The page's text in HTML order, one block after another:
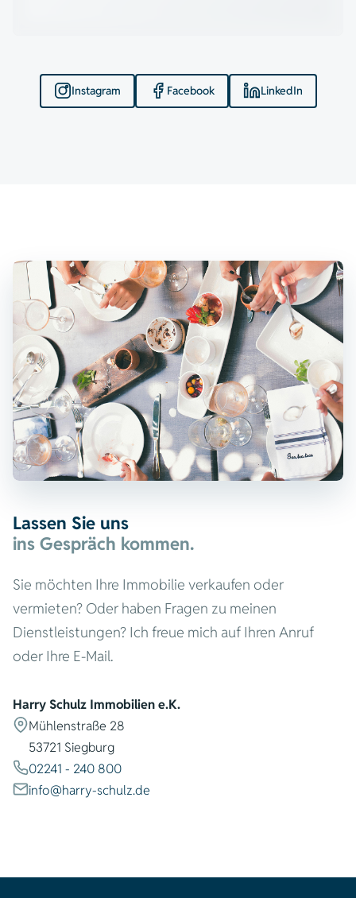
Instagram Facebook LinkedIn
Lassen Sie uns
ins Gespräch kommen.
Sie möchten Ihre Immobilie verkaufen oder
vermieten? Oder haben Fragen zu meinen
Dienstleistungen? Ich freue mich auf Ihren Anruf
oder Ihre E-Mail.
Harry Schulz Immobilien e.K.
Mühlenstraße 28
53721 Siegburg
02241 - 240 800
info@harry-schulz.de